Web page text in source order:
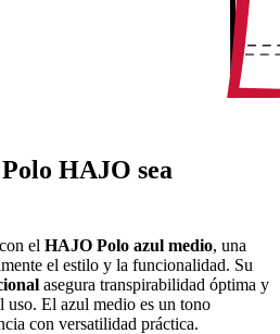
HAJO sea
el HAJO Polo azul medio, una
el estilo y la funcionalidad. Su
asegura transpirabilidad óptima y
uso. El azul medio es un tono
con versatilidad práctica.